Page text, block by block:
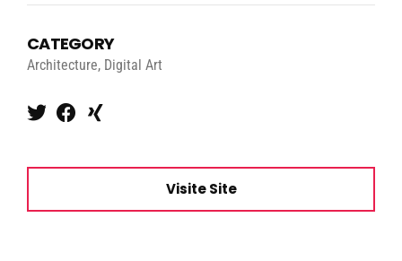
CATEGORY
Architecture, Digital Art
Visite Site